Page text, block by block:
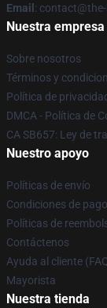
Email :
Nuestra empresa
Sobre nosotros
Términos y
Política de
DMCA - Política de
CA SB657: Ley de
Nuestro apoyo
Políticas de envío
Condiciones de pago
Políticas de
Contáctenos
Ayuda al cliente
Mayorista
Nuestra tienda